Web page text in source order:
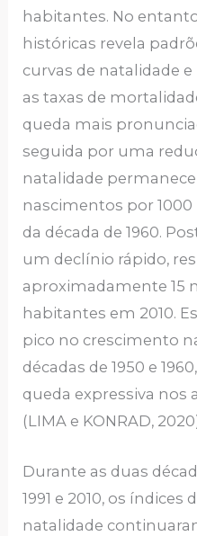
habitantes. No
históricas revela
curvas de natalidade
as taxas de
queda mais
seguida por uma
natalidade
nascimentos por
da década de 1960.
um declínio rápido,
aproximadamente 15
habitantes em 2010.
pico no crescimento
décadas de 1950 e
queda expressiva nos
(LIMA e KONRAD,
Durante as duas
1991 e 2010, os
natalidade